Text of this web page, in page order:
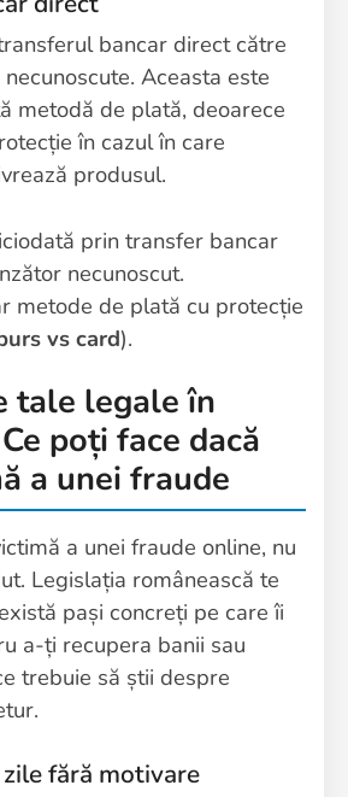
bancar direct către
Aceasta este
metodă de plată, deoarece
în cazul în care
produsul.
prin transfer bancar
necunoscut.
metode de plată cu protecție
vs card).
tale legale în
poți face dacă
a unei fraude
a unei fraude online, nu
Legislația românească te
pași concreți pe care îi
a-ți recupera banii sau
trebuie să știi despre
fără motivare